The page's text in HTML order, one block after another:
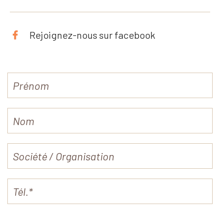
Rejoignez-nous sur facebook